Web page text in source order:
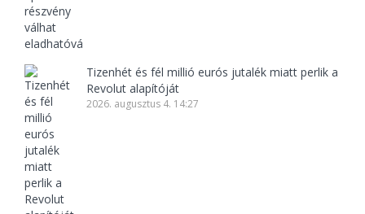
Tizenhét és fél millió eurós jutalék miatt perlik a
Revolut alapítóját
2026. augusztus 4. 14:27